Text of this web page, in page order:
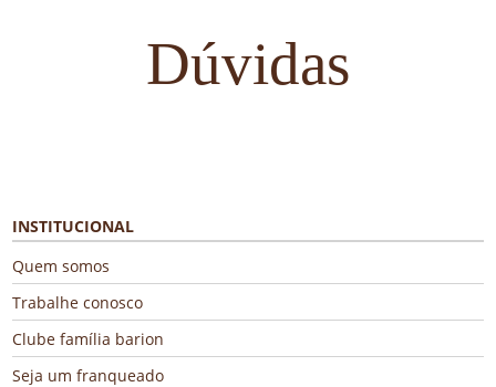
Dúvidas
Frequentes
INSTITUCIONAL
Quem somos
Trabalhe conosco
Clube família barion
Seja um franqueado